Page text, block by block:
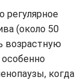
регулярное
(около 50
возрастную
когда